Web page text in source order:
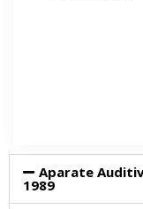
Aparate
1989